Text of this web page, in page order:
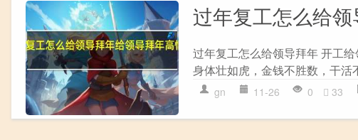
过年复工怎么给
过年复工怎么给领导拜年 开工
身体壮如虎，金钱不胜数，干
gn 11-26 0 33